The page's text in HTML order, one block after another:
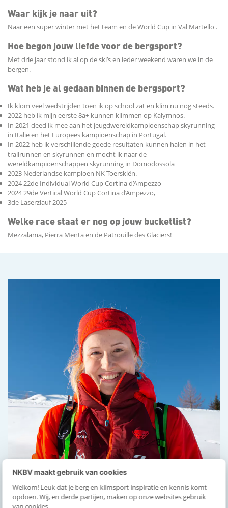
NKBV maakt gebruik van cookies
Welkom! Leuk dat je berg en-klimsport inspiratie en kennis komt
opdoen. Wij, en derde partijen, maken op onze websites gebruik
Waar kijk je naar uit?
Naar een super winter met het team en de World Cup in Val Martello .
Hoe begon jouw liefde voor de bergsport?
Met drie jaar stond ik al op de ski’s en ieder weekend waren we in de
bergen.
Wat heb je al gedaan binnen de bergsport?
Ik klom veel wedstrijden toen ik op school zat en klim nu nog steeds.
2022 heb ik mijn eerste 8a+ kunnen klimmen op Kalymnos.
In 2021 deed ik mee aan het jeugdwereldkampioenschap skyrunning
in Italië en het Europees kampioenschap in Portugal.
In 2022 heb ik verschillende goede resultaten kunnen halen in het
trailrunnen en skyrunnen en mocht ik naar de
wereldkampioenschappen skyrunning in Domodossola
2023 Nederlandse kampioen NK Toerskiën.
2024 22de Individual World Cup Cortina d’Ampezzo
2024 29de Vertical World Cup Cortina d’Ampezzo,
3de Laserzlauf 2025
Welke race staat er nog op jouw bucketlist?
Mezzalama, Pierra Menta en de Patrouille des Glaciers!